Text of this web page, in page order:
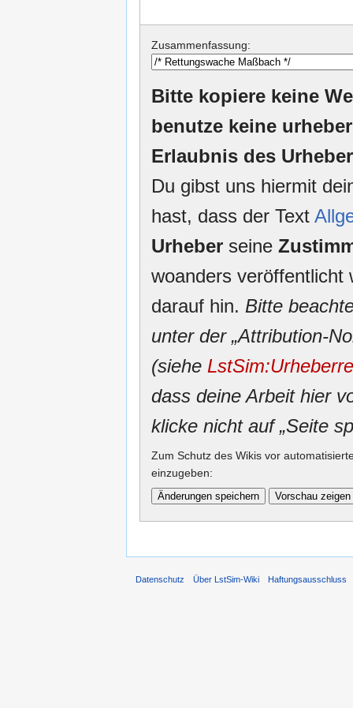
Zusammenfassung:
Bitte kopiere keine
benutze keine
Erlaubnis des
Du gibst uns hiermit
hast, dass der Text
Urheber seine
woanders veröffentlicht
darauf hin. Bitte
unter der „Attribution-
(siehe
dass deine Arbeit hier
klicke nicht auf „Seite
Zum Schutz des Wikis vor
einzugeben:
Datenschutz Über LstSim-Wiki Haftungsausschluss